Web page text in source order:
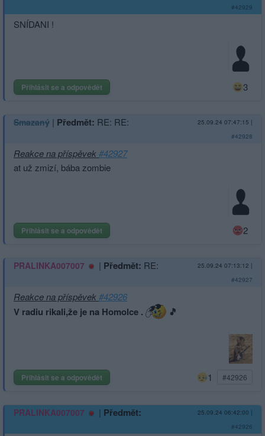
#42929
SNÍDANI !
Přihlásit se a odpovědět 3
Smazaný | Předmět: RE: RE: 25.09.24 07:47:15 |
#42928
Reakce na příspěvek#42927
at už zmizí, bába zombie
Přihlásit se a odpovědět 2
PRALINKA007007 | Předmět: RE: 25.09.24 07:13:12 |
#42927
Reakce na příspěvek#42926
V radiu rikali,že je na Homolce . 🎵
Přihlásit se a odpovědět 1 #42926
PRALINKA007007 | Předmět: 25.09.24 06:42:00 |
#42926